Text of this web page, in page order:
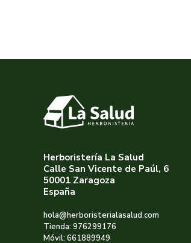
Herboristería La Salud
Calle San Vicente de Paúl, 6
50001 Zaragoza
España
hola@herboristerialasalud.com
Tienda: 976299176
Móvil: 661889949